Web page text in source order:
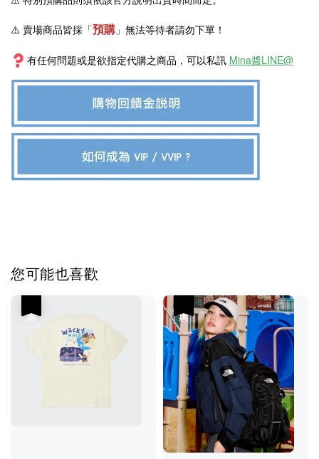
⚠️ 賣場商品皆採 「預購 」 無法等待者請勿下單！
有任何問題或是欲指定代購之商品，可以私訊 Mina醬LINE@
您可能也喜歡